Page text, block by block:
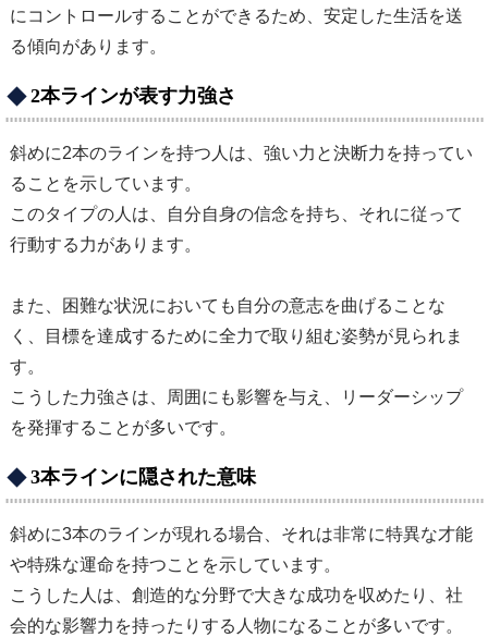
にコントロールすることができるため、安定した生活を送
る傾向があります。
2本ラインが表す力強さ
斜めに2本のラインを持つ人は、強い力と決断力を持ってい
ることを示しています。
このタイプの人は、自分自身の信念を持ち、それに従って
行動する力があります。
また、困難な状況においても自分の意志を曲げることな
く、目標を達成するために全力で取り組む姿勢が見られま
す。
こうした力強さは、周囲にも影響を与え、リーダーシップ
を発揮することが多いです。
3本ラインに隠された意味
斜めに3本のラインが現れる場合、それは非常に特異な才能
や特殊な運命を持つことを示しています。
こうした人は、創造的な分野で大きな成功を収めたり、社
会的な影響力を持ったりする人物になることが多いです。